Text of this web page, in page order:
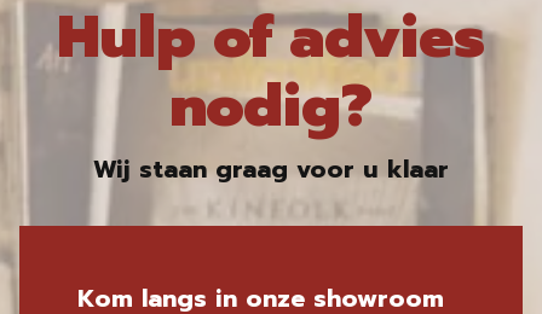
Hulp of advies
nodig?
Wij staan graag voor u klaar
Kom langs in onze showroom